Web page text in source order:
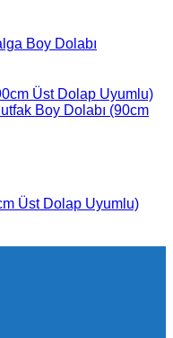
Boy Dolabı
Üst Dolap Uyumlu)